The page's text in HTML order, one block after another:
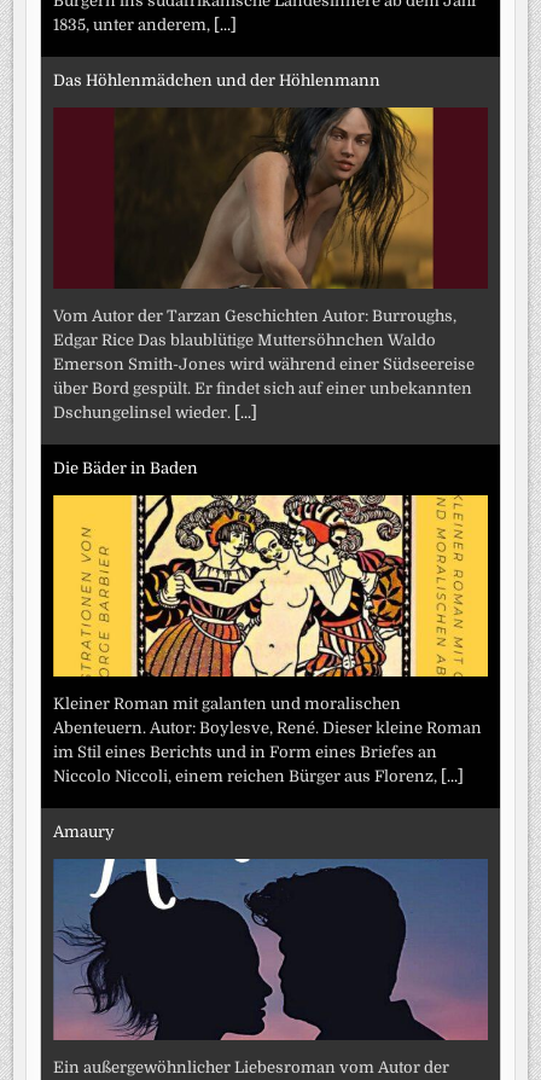
1835, unter anderem, [...]
Das Höhlenmädchen und der Höhlenmann
Vom Autor der Tarzan Geschichten Autor: Burroughs,
Edgar Rice Das blaublütige Muttersöhnchen Waldo
Emerson Smith-Jones wird während einer Südseereise
über Bord gespült. Er findet sich auf einer unbekannten
Dschungelinsel wieder. [...]
Die Bäder in Baden
Kleiner Roman mit galanten und moralischen
Abenteuern. Autor: Boylesve, René. Dieser kleine Roman
im Stil eines Berichts und in Form eines Briefes an
Niccolo Niccoli, einem reichen Bürger aus Florenz, [...]
Amaury
Ein außergewöhnlicher Liebesroman vom Autor der